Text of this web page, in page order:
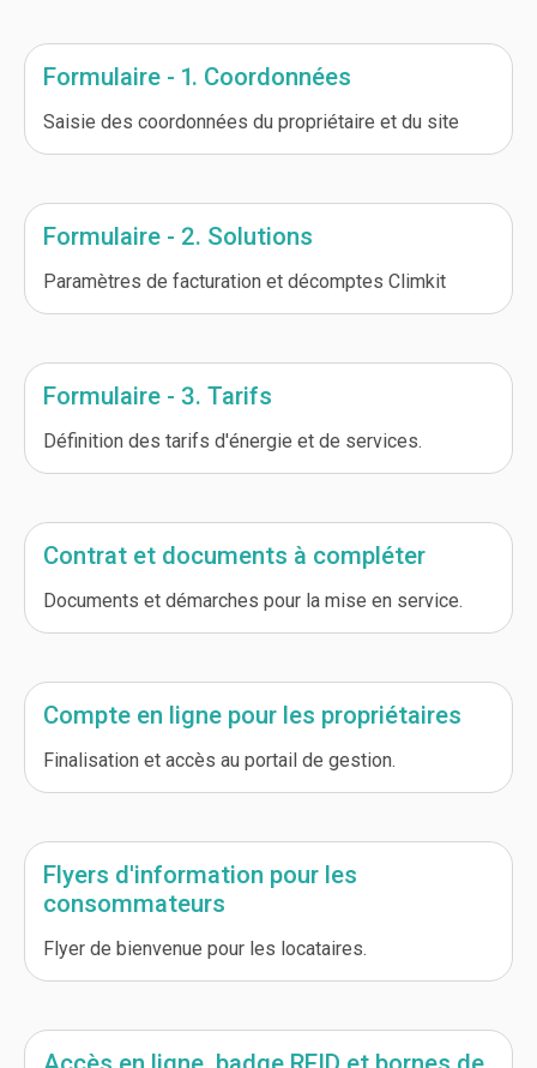
Formulaire - 1. Coordonnées
Saisie des coordonnées du propriétaire et du site
Formulaire - 2. Solutions
Paramètres de facturation et décomptes Climkit
Formulaire - 3. Tarifs
Définition des tarifs d'énergie et de services.
Contrat et documents à compléter
Documents et démarches pour la mise en service.
Compte en ligne pour les propriétaires
Finalisation et accès au portail de gestion.
Flyers d'information pour les
consommateurs
Flyer de bienvenue pour les locataires.